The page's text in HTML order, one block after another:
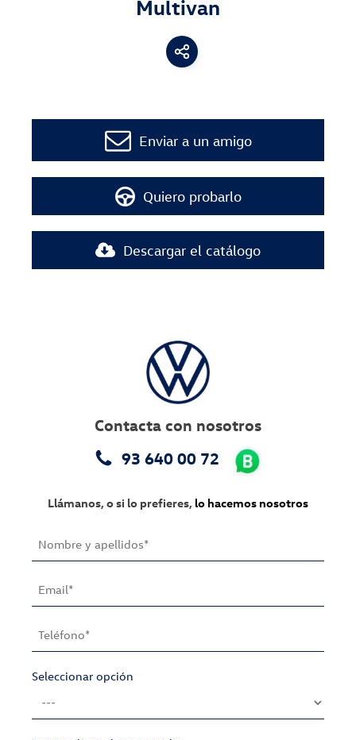
Multivan
Enviar a un amigo
Quiero probarlo
Descargar el catálogo
Contacta con nosotros
93 640 00 72
Llámanos, o si lo prefieres, lo hacemos nosotros
Seleccionar opción